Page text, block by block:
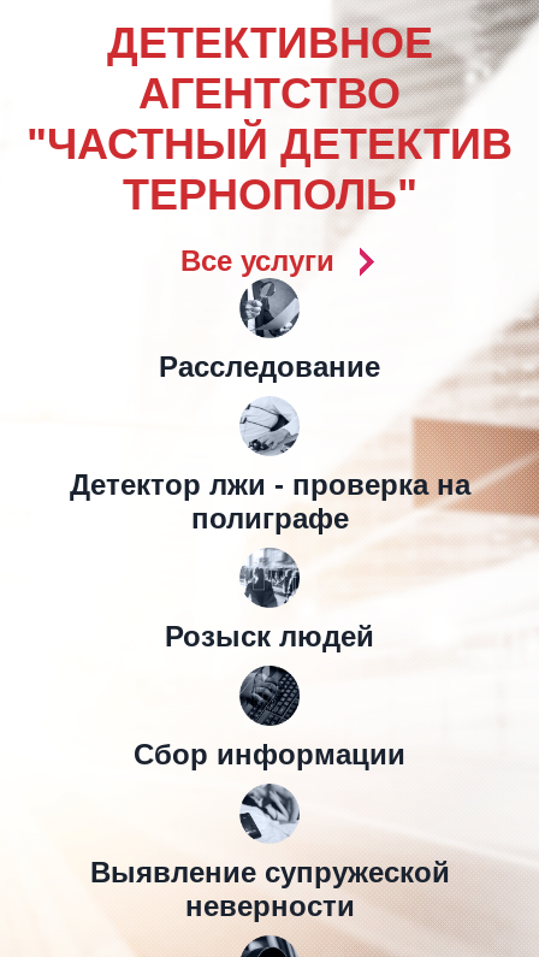
ДЕТЕКТИВНОЕ
АГЕНТСТВО
"ЧАСТНЫЙ ДЕТЕКТИВ
ТЕРНОПОЛЬ"
Все услуги
Расследование
Детектор лжи - проверка на
полиграфе
Розыск людей
Сбор информации
Выявление супружеской
неверности